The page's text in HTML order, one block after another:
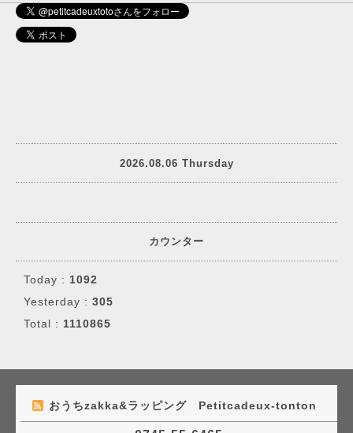
2026.08.06 Thursday
カウンター
Today : 1092
Yesterday : 305
Total : 1110865
おうちzakka&ラッピング Petitcadeux-tonton